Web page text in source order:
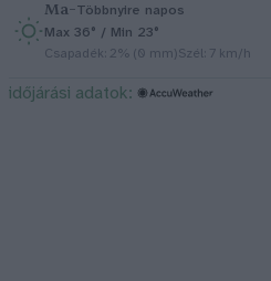
Ma–Többnyire napos
Max 36° / Min 23°
Csapadék: 2% (0 mm)Szél: 7 km/h
időjárási adatok: